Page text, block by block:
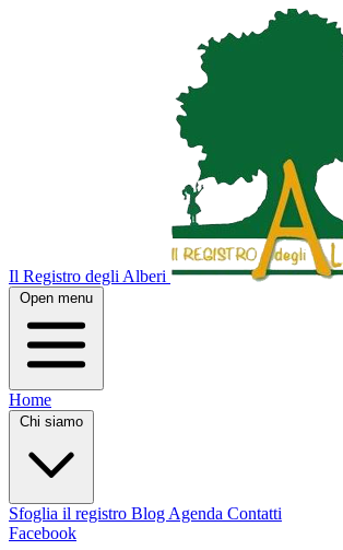
Il Registro degli Alberi
Open menu
Home
Chi siamo
Sfoglia il registro Blog Agenda Contatti
Facebook